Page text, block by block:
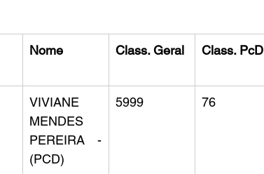
Nome Class. Geral Class. PcD
VIVIANE
MENDES
PEREIRA -
(PCD)
5999 76